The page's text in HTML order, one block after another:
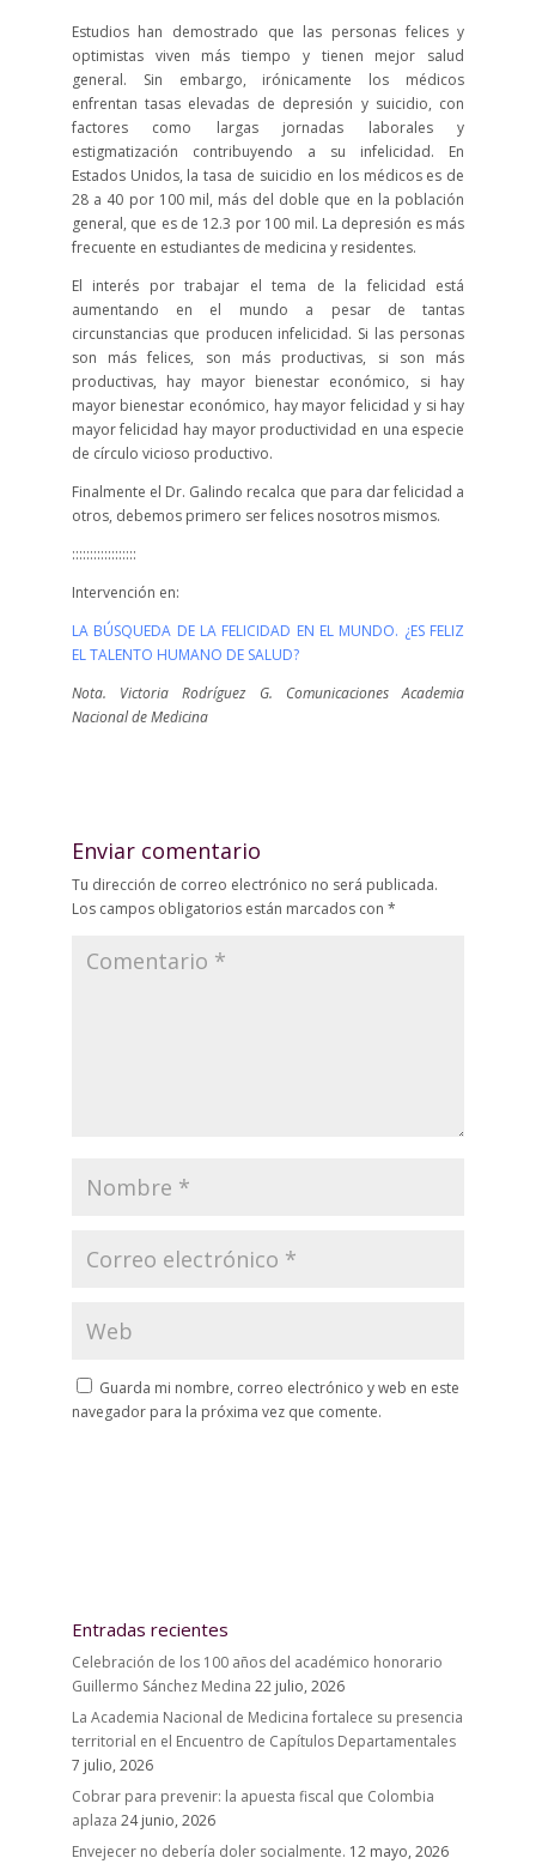
Estudios han demostrado que las personas felices y
optimistas viven más tiempo y tienen mejor salud
general. Sin embargo, irónicamente los médicos
enfrentan tasas elevadas de depresión y suicidio, con
factores como largas jornadas laborales y
estigmatización contribuyendo a su infelicidad. En
Estados Unidos, la tasa de suicidio en los médicos es de
28 a 40 por 100 mil, más del doble que en la población
general, que es de 12.3 por 100 mil. La depresión es más
frecuente en estudiantes de medicina y residentes.
El interés por trabajar el tema de la felicidad está
aumentando en el mundo a pesar de tantas
circunstancias que producen infelicidad. Si las personas
son más felices, son más productivas, si son más
productivas, hay mayor bienestar económico, si hay
mayor bienestar económico, hay mayor felicidad y si hay
mayor felicidad hay mayor productividad en una especie
de círculo vicioso productivo.
Finalmente el Dr. Galindo recalca que para dar felicidad a
otros, debemos primero ser felices nosotros mismos.
::::::::::::::::::
Intervención en:
LA BÚSQUEDA DE LA FELICIDAD EN EL MUNDO. ¿ES FELIZ
EL TALENTO HUMANO DE SALUD?
Nota. Victoria Rodríguez G. Comunicaciones Academia
Nacional de Medicina
Enviar comentario
Tu dirección de correo electrónico no será publicada.
Los campos obligatorios están marcados con *
Guarda mi nombre, correo electrónico y web en este
navegador para la próxima vez que comente.
Entradas recientes
Celebración de los 100 años del académico honorario
Guillermo Sánchez Medina 22 julio, 2026
La Academia Nacional de Medicina fortalece su presencia
territorial en el Encuentro de Capítulos Departamentales
7 julio, 2026
Cobrar para prevenir: la apuesta fiscal que Colombia
aplaza 24 junio, 2026
Envejecer no debería doler socialmente. 12 mayo, 2026